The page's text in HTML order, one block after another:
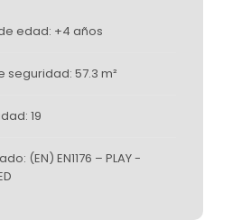
edad: +4 años
seguridad: 57.3 m²
19
(EN) EN1176 – PLAY -